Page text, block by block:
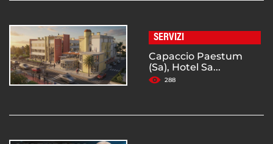
SERVIZI
Capaccio Paestum
(Sa), Hotel Sa...
288